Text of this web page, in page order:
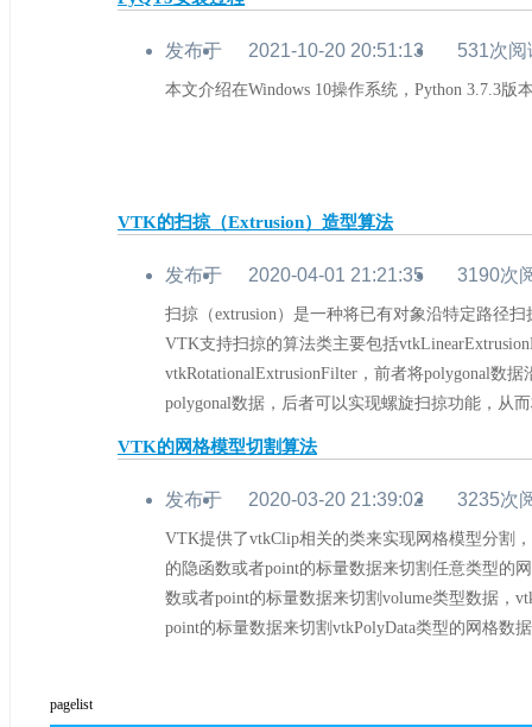
发布于 2021-10-20 20:51:13 531次阅
本文介绍在Windows 10操作系统，Python 3.7.3版
VTK的扫掠（Extrusion）造型算法
发布于 2020-04-01 21:21:35 3190次
扫掠（extrusion）是一种将已有对象沿特定路径
VTK支持扫掠的算法类主要包括
vtkRotationalExtrusionFilter，前者将polygonal数
polygonal数据，后者可以实现螺旋扫掠功能，从
VTK的网格模型切割算法
发布于 2020-03-20 21:39:02 3235次
VTK提供了vtkClip相关的类来实现网格模型分割
的隐函数或者point的标量数据来切割任意类型的
数或者point的标量数据来切割volume类型数据，
point的标量数据来切割vtkPolyData类型的网格数
pagelist